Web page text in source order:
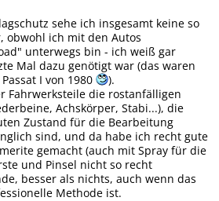
sehe ich insgesamt keine so
obwohl ich mit den Autos
unterwegs bin - ich weiß gar
Mal dazu genötigt war (das waren
I von 1980
).
Fahrwerksteile die rostanfälligen
Achskörper, Stabi...), die
Zustand für die Bearbeitung
sind, und da habe ich recht gute
gemacht (auch mit Spray für die
und Pinsel nicht so recht
besser als nichts, auch wenn das
Methode ist.